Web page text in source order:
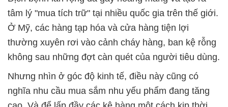
tâm lý "mua tích trữ" tại nhiều quốc gia trên thế giới.
Ở Mỹ, các hàng tạp hóa và cửa hàng tiện lợi
thường xuyên rơi vào cảnh cháy hàng, ban kệ rỗng
không sau những đợt càn quét của người tiêu dùng.
Nhưng nhìn ở góc độ kinh tế, điều này cũng có
nghĩa nhu cầu mua sắm nhu yếu phẩm đang tăng